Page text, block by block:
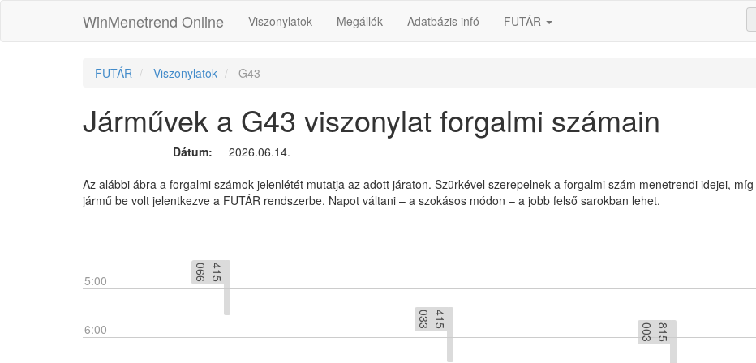
WinMenetrend Online Viszonylatok Megállók Adatbázis infó FUTÁR
FUTÁR Viszonylatok G43
Járművek a G43 viszonylat forgalmi számain
Dátum:
2026.06.14.
Az alábbi ábra a forgalmi számok jelenlétét mutatja az adott járaton. Szürkével szerepelnek a forgalmi szám menetrendi idejei,
jármű be volt jelentkezve a FUTÁR rendszerbe. Napot váltani – a szokásos módon – a jobb felső sarokban lehet.
5:00
6:00
4
1
5
0
6
6
4
1
5
0
3
3
8
1
5
0
0
3